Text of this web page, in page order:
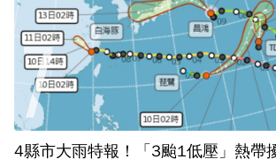
4縣市大雨特報！「3颱1低壓」熱帶